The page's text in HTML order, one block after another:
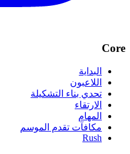
Core
البداية
اللاعبون
تحدي بناء التشكيلة
الارتقاء
المهام
مكافآت تقدم الموسم
Rush